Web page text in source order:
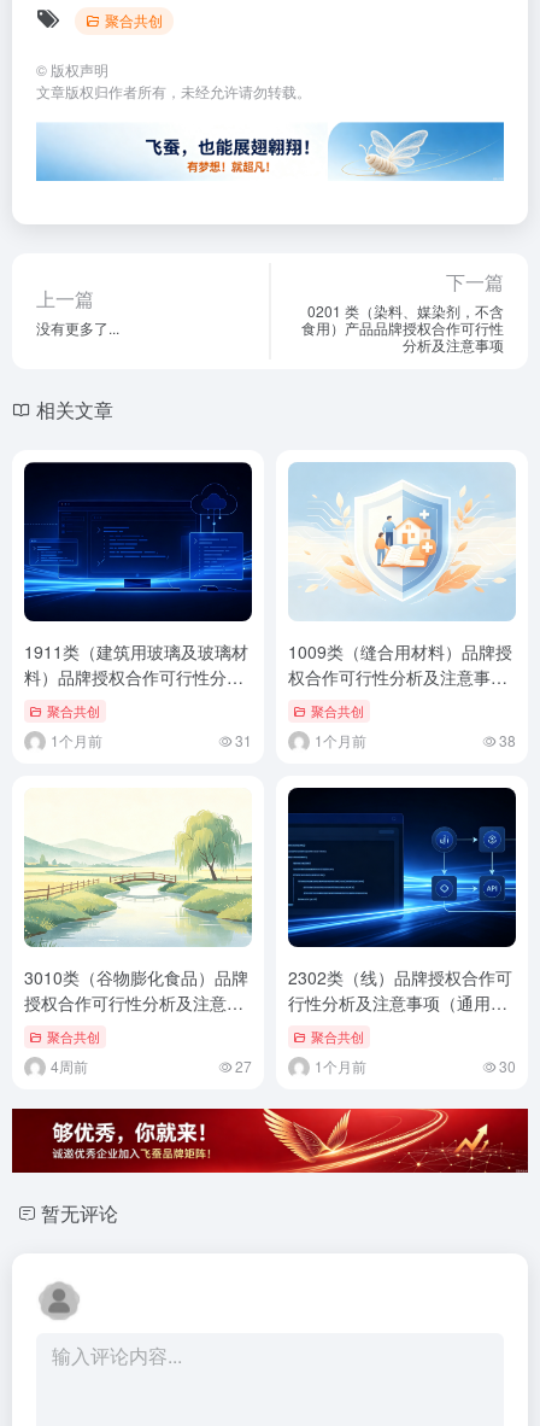
聚合共创
© 版权声明
文章版权归作者所有，未经允许请勿转载。
上一篇
没有更多了...
下一篇
0201 类（染料、媒染剂，不含
食用）产品品牌授权合作可行性
分析及注意事项
相关文章
1911类（建筑用玻璃及玻璃材
料）品牌授权合作可行性分析
及注意事项（通用标准版）
聚合共创
1个月前 31
1009类（缝合用材料）品牌授
权合作可行性分析及注意事项
（通用标准版）
聚合共创
1个月前 38
3010类（谷物膨化食品）品牌
授权合作可行性分析及注意事
项（通用标准版）
聚合共创
4周前 27
2302类（线）品牌授权合作可
行性分析及注意事项（通用标
准版）
聚合共创
1个月前 30
暂无评论